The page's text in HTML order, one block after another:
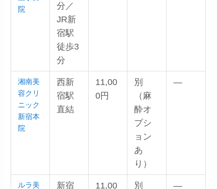
院
分／
JR新
宿駅
徒歩3
分
湘南美
容クリ
ニック
新宿本
院
西新
宿駅
直結
11,00
0円
別
（麻
酔オ
プシ
ョン
あ
り）
—
ルラ美
新宿
11,00
別
—